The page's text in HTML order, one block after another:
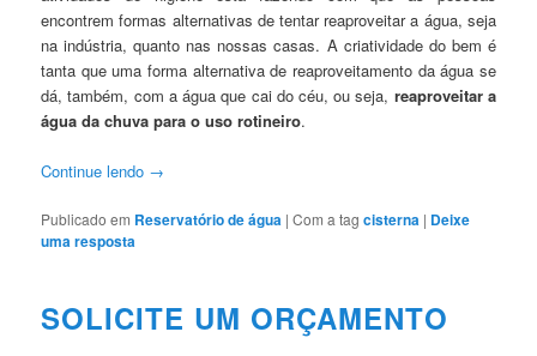
encontrem formas alternativas de tentar reaproveitar a água, seja
na indústria, quanto nas nossas casas. A criatividade do bem é
tanta que uma forma alternativa de reaproveitamento da água se
dá, também, com a água que cai do céu, ou seja, reaproveitar a
água da chuva para o uso rotineiro.
Continue lendo →
Publicado em Reservatório de água |Com a tagcisterna | Deixe
uma resposta
SOLICITE UM ORÇAMENTO